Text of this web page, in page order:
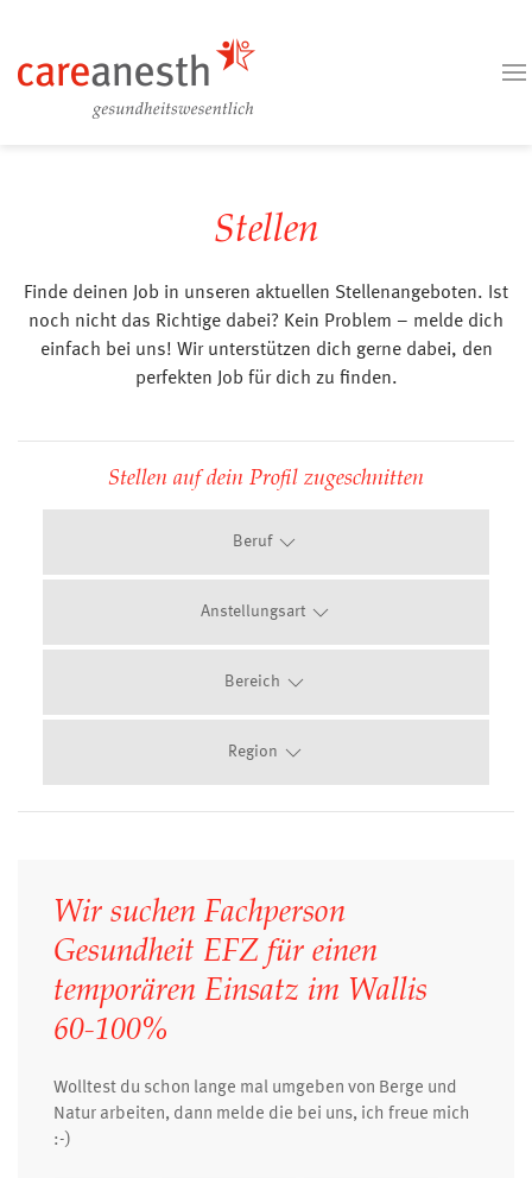
Stellen
Finde deinen Job in unseren aktuellen Stellenangeboten. Ist
noch nicht das Richtige dabei? Kein Problem – melde dich
einfach bei uns! Wir unterstützen dich gerne dabei, den
perfekten Job für dich zu finden.
Stellen auf dein Profil zugeschnitten
Beruf
Anstellungsart
Bereich
Region
Wir suchen Fachperson
Gesundheit EFZ für einen
temporären Einsatz im Wallis
60-100%
Wolltest du schon lange mal umgeben von Berge und
Natur arbeiten, dann melde die bei uns, ich freue mich
:-)